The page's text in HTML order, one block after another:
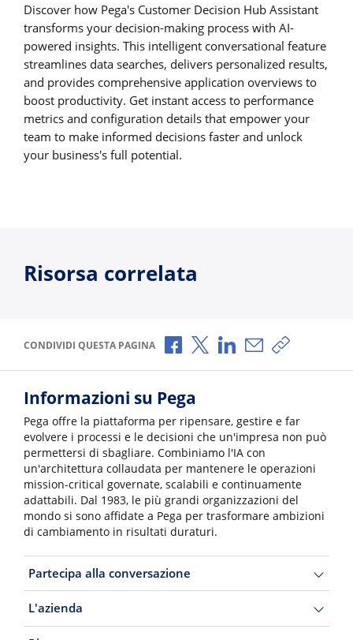
Discover how Pega's Customer Decision Hub Assistant
transforms your decision-making process with AI-
powered insights. This intelligent conversational feature
streamlines data searches, delivers personalized results,
and provides comprehensive application overviews to
boost productivity. Get instant access to performance
metrics and configuration details that empower your
team to make informed decisions faster and unlock
your business's full potential.
Risorsa correlata
CONDIVIDI QUESTA PAGINA Condividi via Facebook
Condividi via X
Condividi via
Condividi via e-
Copia link
Informazioni su Pega
Pega offre la piattaforma per ripensare, gestire e far
evolvere i processi e le decisioni che un'impresa non può
permettersi di sbagliare. Combiniamo l'IA con
un'architettura collaudata per mantenere le operazioni
mission-critical governate, scalabili e continuamente
adattabili. Dal 1983, le più grandi organizzazioni del
mondo si sono affidate a Pega per trasformare ambizioni
di cambiamento in risultati duraturi.
Partecipa alla conversazione
L'azienda